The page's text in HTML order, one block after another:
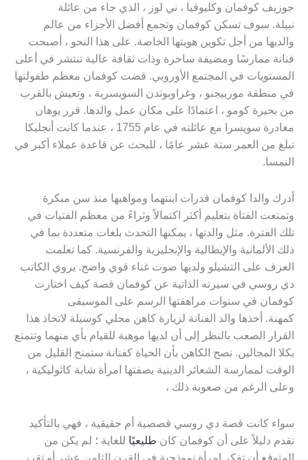
جوزيف كوفمان وكليوفيا ، ني لوز ، الذي جاء من عائلة
نبيلة. سوف تسكن كوفمان وتجمع أفضل الأجزاء من عالم
والديها من أجل تكوين هويتها الخاصة. على هذا النحو ، أصبحت
فنانة ممارسًا ومضيفة ساحرة وذات ثقافة عالية تنتشر في أعلى
المستويات في المجتمع الأوروبي. قضت كوفمان معظم طفولتها
في منطقة موربيجنو ، وغراوبوندن السويسرية ، وتعيش بالقرب
من بحيرة كومو ، اعتمادًا على مكان عمل والدها. قرر يوهان
مغادرة سويسرا مع عائلته في عام 1755 ، عندما كانت أنجليكا
تبلغ من العمر ستة عشر عامًا ، للبحث عن قاعدة عملاء أكبر في
النمسا.
أدرك والدا كوفمان قدرات ابنتهما ومواهبها منذ سن مبكرة
وتمتعت الفتاة بتعليم أكثر اكتمالاً وثراءً من معظم الفتيات في
تلك الفترة. مثل والدتها ، يمكنها التحدث بلغات متعددة بما في
ذلك الألمانية والإيطالية والإنجليزية والفرنسية. كما تعلمت
العزف على التشيلو ولديها صوت غناء قوي واضح. يروي الكاتب
دي روسي في سيرته الذاتية عن كوفمان قصة كيف اختارت
كوفمان في سنوات مراهقتها الرسم على الموسيقى
كمهنة. أخذها والد الفنانة لزيارة كاهن محلي كوسيلة لاتخاذ هذا
القرار الصعب بالنظر إلى أن لديها موهبة للقيام بأي منهما وتتمتع
بكلا المجالين. نصح الكاهن بأن الحياة كفنانة ستمنح القليل من
الوقت لممارسة الشعائر الدينية بصفتها امرأة شابة كاثوليكية ،
وعلى الرغم من صعوبة ذلك ،
سواء كانت قصة دي روسي قصصية أم حقيقية ، فهي بالتأكيد
تقدم دليلاً على أن كوفمان كان طليعيًا للغاية ؛ لم يكن من
المتوقع أن تفكر امرأة نموذجية في القرن الثامن عشر أو تقرر